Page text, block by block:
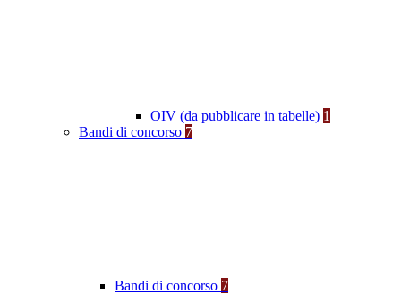
OIV (da pubblicare in tabelle) 1
Bandi di concorso 7
Bandi di concorso 7